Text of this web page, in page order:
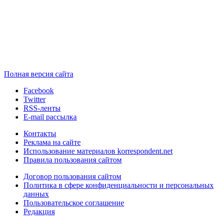
Полная версия сайта
Facebook
Twitter
RSS-ленты
E-mail рассылка
Контакты
Реклама на сайте
Использование материалов korrespondent.net
Правила пользования сайтом
Договор пользования сайтом
Политика в сфере конфиденциальности и персональных
данных
Пользовательское соглашение
Редакция